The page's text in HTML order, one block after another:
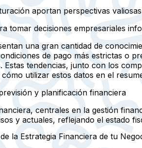
aportan perspectivas
tomar decisiones empresariales
una gran cantidad de
de pago más estrictas o
Estas tendencias, junto con los
utilizar estos datos en el
y planificación financiera
centrales en la gestión
y actuales, reflejando el estado
la Estrategia Financiera de tu